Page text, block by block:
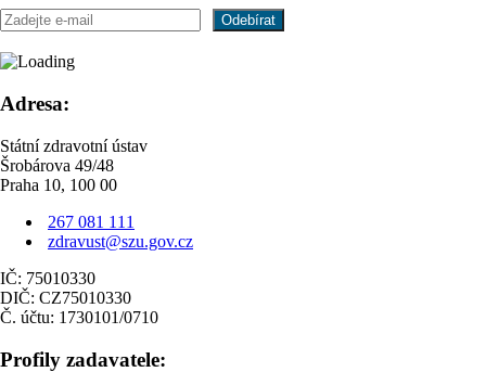
Adresa:
Státní zdravotní ústav
Šrobárova 49/48
Praha 10, 100 00
267 081 111
zdravust@szu.gov.cz
IČ: 75010330
DIČ: CZ75010330
Č. účtu: 1730101/0710
Profily zadavatele: